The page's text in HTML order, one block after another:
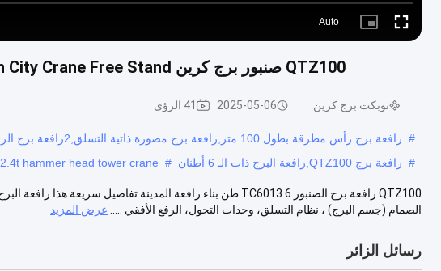
Auto
Picture- Fullscreen
QTZ100 صنبور برج كرين TC6013 6tons Construction City Crane Free Stand في روسيا
توبكت برج كرين 2025-05-06 41 الرؤى
# رافعة برج رأس مطرقة بطول 100 متر,رافعة برج مصورة ذاتية التسلق,2رافعة برج الرأس المطرقة
# رافعة برج QTZ100,رافعة البرج ذات الـ 6 أطنان #
2.4t hammer head tower crane
الصمام (جسم البرج) ، نظام التسلق، وحدات التحول، الرفع الأفقي .....
عرض المزيد
رسائل الزائر